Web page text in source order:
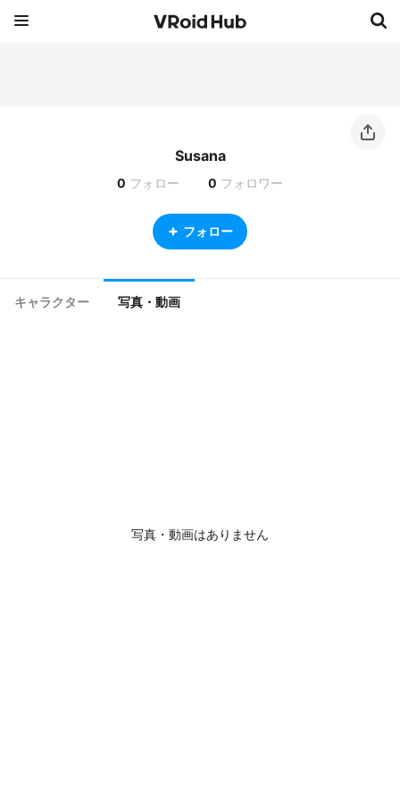
Susana
0 フォロー 0 フォロワー
フォロー
キャラクター 写真・動画
写真・動画はありません